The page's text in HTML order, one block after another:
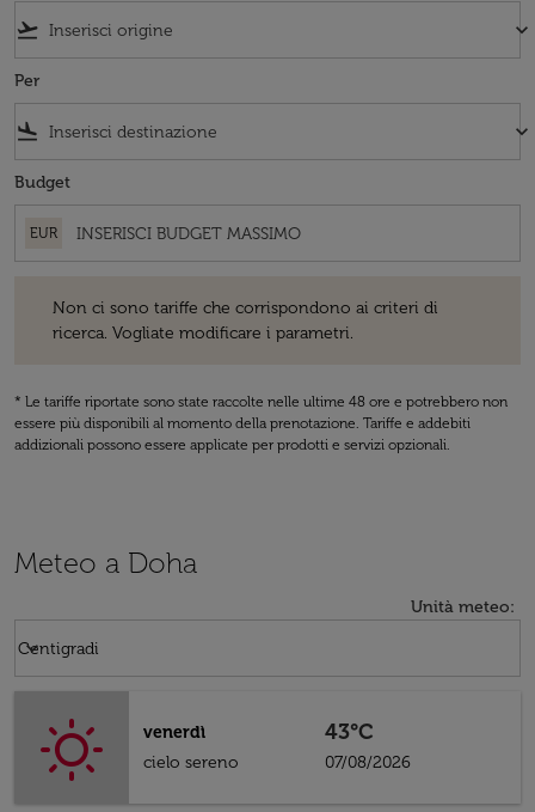
flight_takeoff keyboard_arrow_down
Per
flight_land keyboard_arrow_down
Budget
EUR
Non ci sono tariffe che corrispondono ai criteri di
ricerca. Vogliate modificare i parametri.
* Le tariffe riportate sono state raccolte nelle ultime 48 ore e potrebbero non
essere più disponibili al momento della prenotazione. Tariffe e addebiti
addizionali possono essere applicate per prodotti e servizi opzionali.
Meteo a Doha
Unità meteo:
Centigradi
keyboard_arrow_down
venerdì
cielo sereno
43°C
07/08/2026